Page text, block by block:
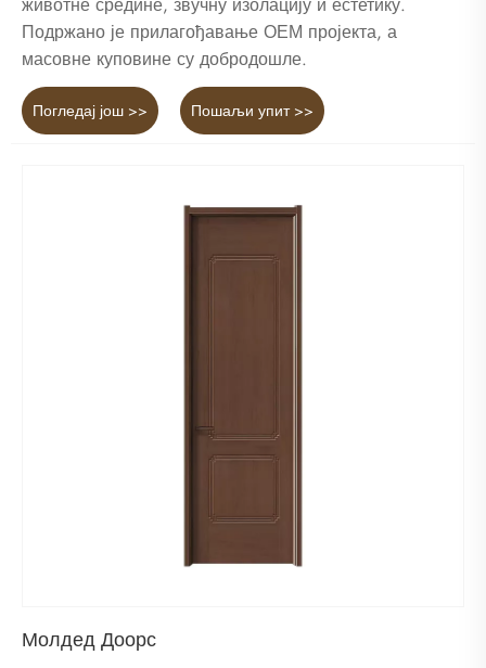
животне средине, звучну изолацију и естетику.
Подржано је прилагођавање ОЕМ пројекта, а
масовне куповине су добродошле.
Погледај још >> Пошаљи упит >>
Молдед Доорс